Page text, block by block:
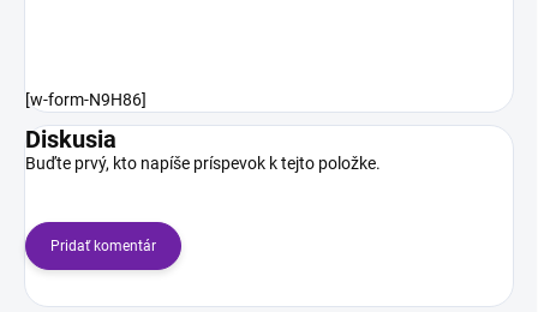
[w-form-N9H86]
Diskusia
Buďte prvý, kto napíše príspevok k tejto položke.
Pridať komentár